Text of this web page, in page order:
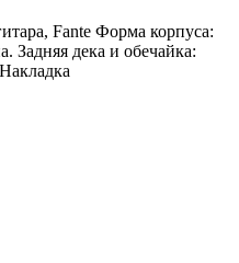
Fante Форма корпуса:
Задняя дека и обечайка: